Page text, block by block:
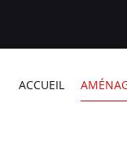
ACCUEIL